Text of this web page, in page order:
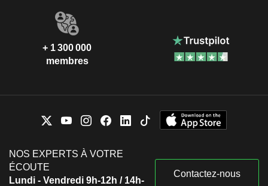
+ 1 300 000
membres
NOS EXPERTS À VOTRE
ÉCOUTE
Lundi - Vendredi 9h-12h / 14h-
Contactez-nous